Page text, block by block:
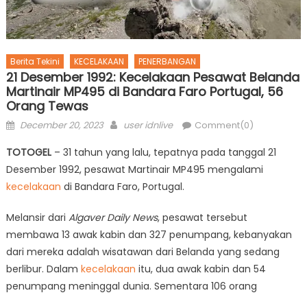
Berita Tekini KECELAKAAN PENERBANGAN
21 Desember 1992: Kecelakaan Pesawat Belanda
Martinair MP495 di Bandara Faro Portugal, 56
Orang Tewas
Posted
December 20, 2023 Author
user idnlive Comment(0)
TOTOGEL – 31 tahun yang lalu, tepatnya pada tanggal 21
Desember 1992, pesawat Martinair MP495 mengalami
kecelakaan di Bandara Faro, Portugal.
Melansir dari Algaver Daily News, pesawat tersebut
membawa 13 awak kabin dan 327 penumpang, kebanyakan
dari mereka adalah wisatawan dari Belanda yang sedang
berlibur. Dalam kecelakaan itu, dua awak kabin dan 54
penumpang meninggal dunia. Sementara 106 orang